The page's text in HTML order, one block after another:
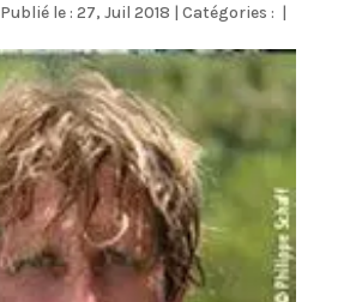
Publié le : 27, Juil 2018 | Catégories : |